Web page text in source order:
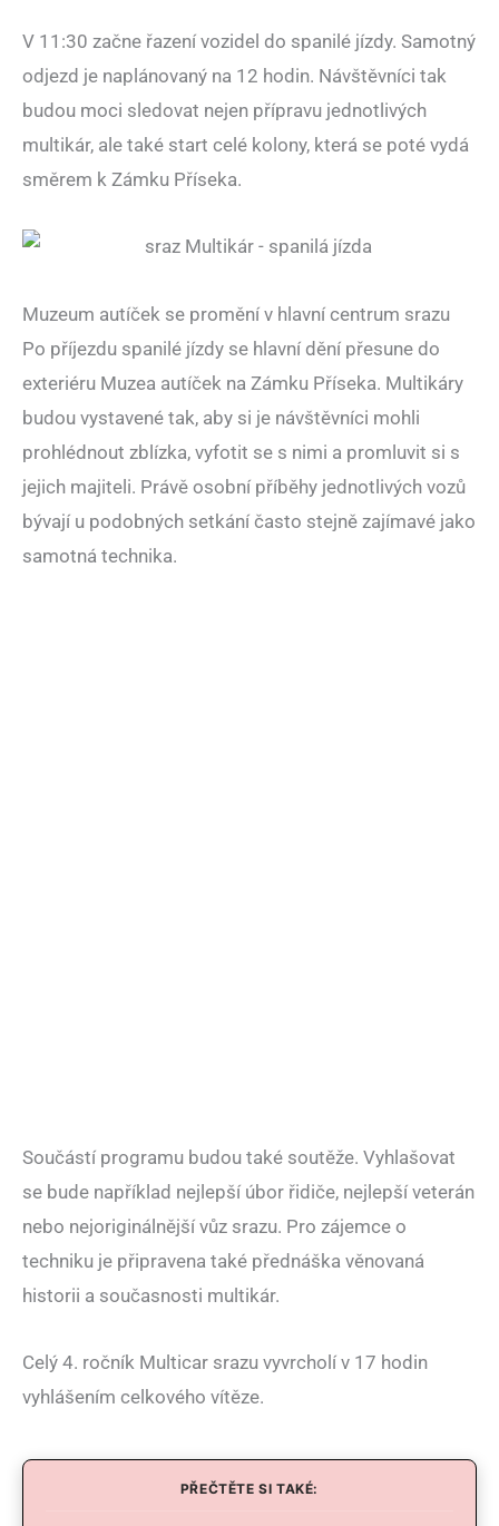
V 11:30 začne řazení vozidel do spanilé jízdy. Samotný
odjezd je naplánovaný na 12 hodin. Návštěvníci tak
budou moci sledovat nejen přípravu jednotlivých
multikár, ale také start celé kolony, která se poté vydá
směrem k Zámku Příseka.
Muzeum autíček se promění v hlavní centrum srazu
Po příjezdu spanilé jízdy se hlavní dění přesune do
exteriéru Muzea autíček na Zámku Příseka. Multikáry
budou vystavené tak, aby si je návštěvníci mohli
prohlédnout zblízka, vyfotit se s nimi a promluvit si s
jejich majiteli. Právě osobní příběhy jednotlivých vozů
bývají u podobných setkání často stejně zajímavé jako
samotná technika.
Součástí programu budou také soutěže. Vyhlašovat
se bude například nejlepší úbor řidiče, nejlepší veterán
nebo nejoriginálnější vůz srazu. Pro zájemce o
techniku je připravena také přednáška věnovaná
historii a současnosti multikár.
Celý 4. ročník Multicar srazu vyvrcholí v 17 hodin
vyhlášením celkového vítěze.
PŘEČTĚTE SI TAKÉ: